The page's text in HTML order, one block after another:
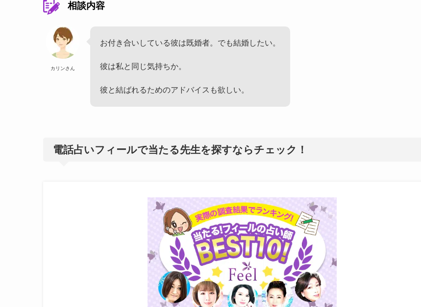
相談内容
カリンさん
お付き合いしている彼は既婚者。でも結婚したい。
彼は私と同じ気持ちか。
彼と結ばれるためのアドバイスも欲しい。
電話占いフィールで当たる先生を探すならチェック！